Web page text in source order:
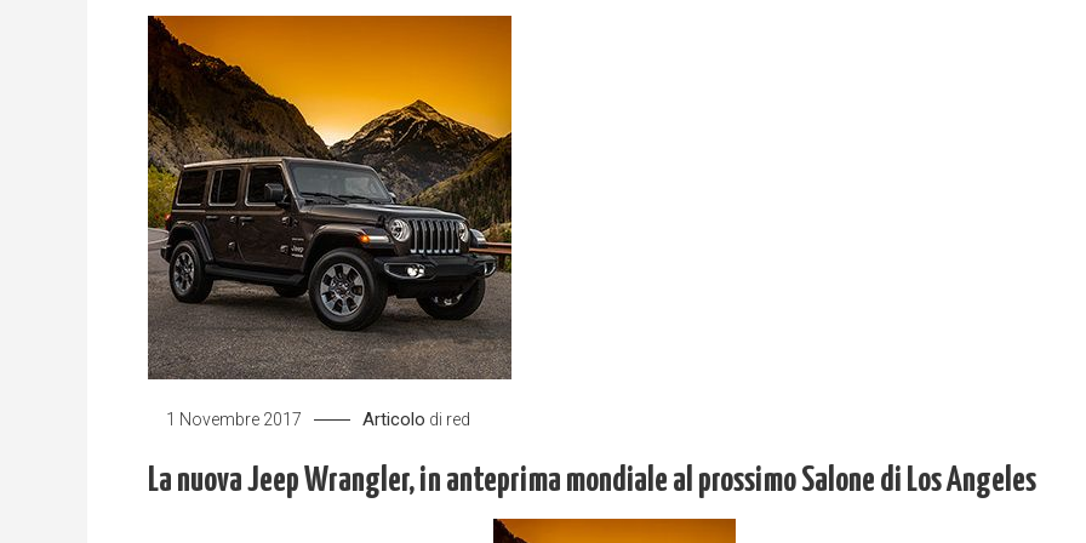
1 Novembre 2017 Articolo di red
La nuova Jeep Wrangler, in anteprima mondiale al prossimo Salone di Los Angeles